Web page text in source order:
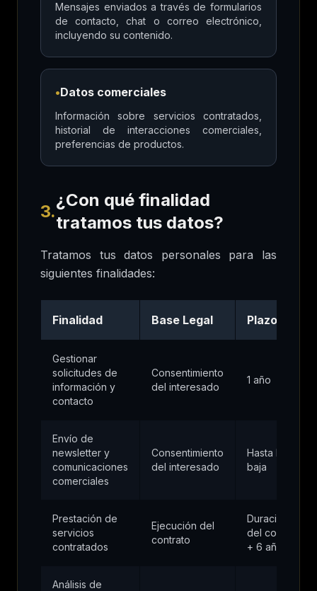
Mensajes enviados a través de formularios
de contacto, chat o correo electrónico,
incluyendo su contenido.
•Datos comerciales
Información sobre servicios contratados,
historial de interacciones comerciales,
preferencias de productos.
3.
¿Con qué finalidad
tratamos tus datos?
Tratamos tus datos personales para las
siguientes finalidades:
Finalidad Base Legal Plazo
Gestionar
solicitudes de
información y
contacto
Consentimiento
del interesado
1 año
Envío de
newsletter y
comunicaciones
comerciales
Consentimiento
del interesado
Hasta la
baja
Prestación de
servicios
contratados
Ejecución del
contrato
Duración
del contrato
+ 6 años
Análisis de